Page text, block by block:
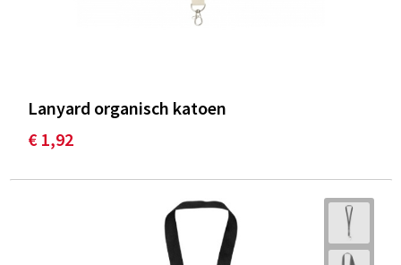
Lanyard organisch katoen
€ 1,92